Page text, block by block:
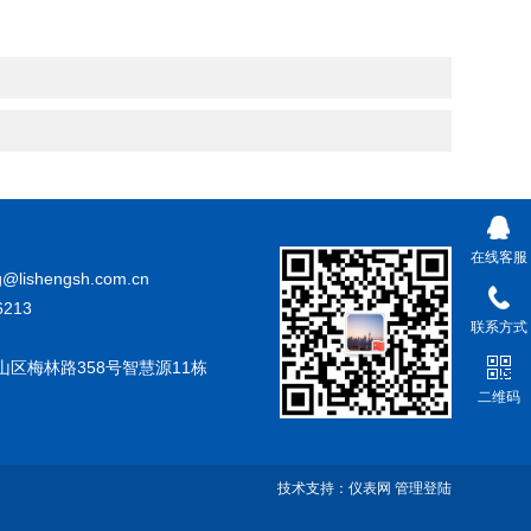
区梅林路358号智慧源11栋
技术支持： 仪表网 管理登陆
在线客服
联系方式
二维码